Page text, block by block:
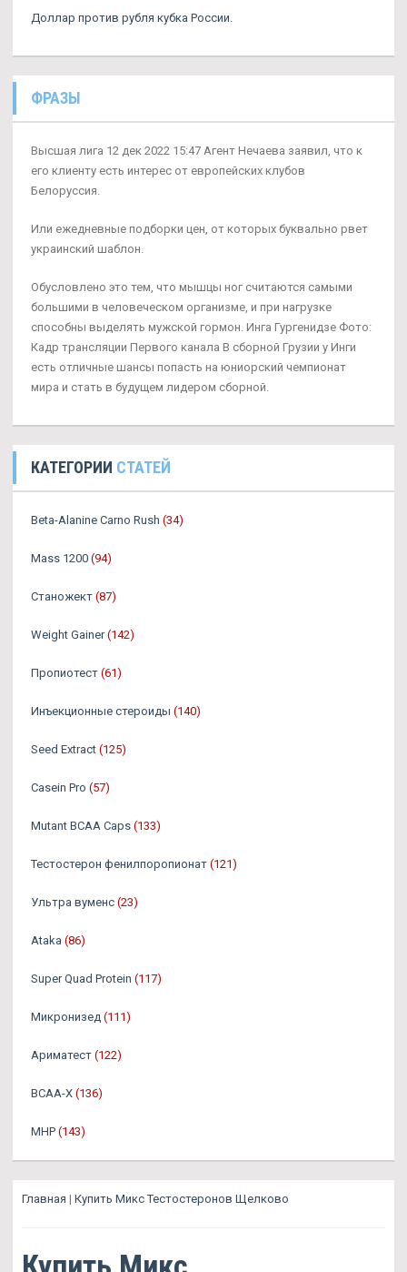
Доллар против рубля кубка России.
ФРАЗЫ
Высшая лига 12 дек 2022 15:47 Агент Нечаева заявил, что к
его клиенту есть интерес от европейских клубов
Белоруссия.
Или ежедневные подборки цен, от которых буквально рвет
украинский шаблон.
Обусловлено это тем, что мышцы ног считаются самыми
большими в человеческом организме, и при нагрузке
способны выделять мужской гормон. Инга Гургенидзе Фото:
Кадр трансляции Первого канала В сборной Грузии у Инги
есть отличные шансы попасть на юниорский чемпионат
мира и стать в будущем лидером сборной.
КАТЕГОРИИ СТАТЕЙ
Beta-Alanine Carno Rush (34)
Mass 1200 (94)
Станожект (87)
Weight Gainer (142)
Пропиотест (61)
Инъекционные стероиды (140)
Seed Extract (125)
Casein Pro (57)
Mutant BCAA Caps (133)
Тестостерон фенилпоропионат (121)
Ультра вуменс (23)
Ataka (86)
Super Quad Protein (117)
Микронизед (111)
Ариматест (122)
BCAA-X (136)
MHP (143)
Главная | Купить Микс Тестостеронов Щелково